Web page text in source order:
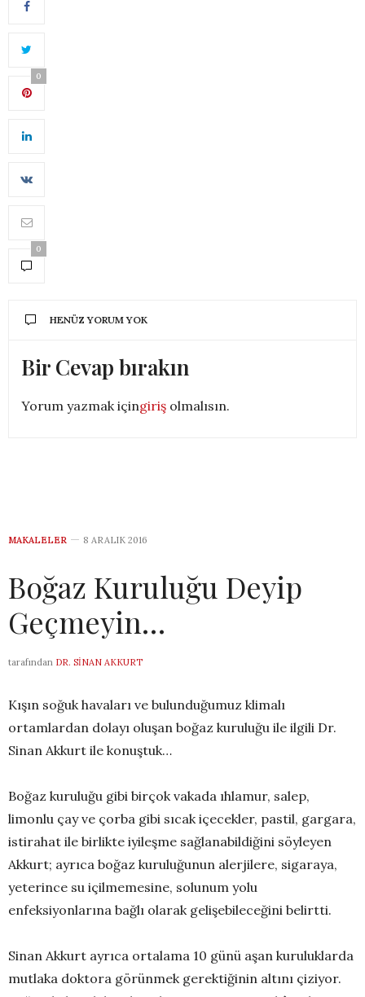
0
0
HENÜZ YORUM YOK
Bir Cevap bırakın
Yorum yazmak içingiriş olmalısın.
MAKALELER 8 ARALIK 2016
Boğaz Kuruluğu Deyip
Geçmeyin…
tarafından DR. SINAN AKKURT
Kışın soğuk havaları ve bulunduğumuz klimalı
ortamlardan dolayı oluşan boğaz kuruluğu ile ilgili Dr.
Sinan Akkurt ile konuştuk…
Boğaz kuruluğu gibi birçok vakada ıhlamur, salep,
limonlu çay ve çorba gibi sıcak içecekler, pastil, gargara,
istirahat ile birlikte iyileşme sağlanabildiğini söyleyen
Akkurt; ayrıca boğaz kuruluğunun alerjilere, sigaraya,
yeterince su içilmemesine, solunum yolu
enfeksiyonlarına bağlı olarak gelişebileceğini belirtti.
Sinan Akkurt ayrıca ortalama 10 günü aşan kuruluklarda
mutlaka doktora görünmek gerektiğinin altını çiziyor.